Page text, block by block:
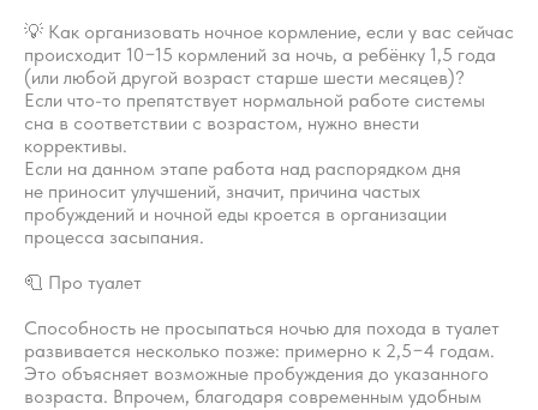
💡 Как организовать ночное кормление, если у вас сейчас
происходит 10−15 кормлений за ночь, а ребёнку 1,5 года
(или любой другой возраст старше шести месяцев)?
Если что-то препятствует нормальной работе системы
сна в соответствии с возрастом, нужно внести
коррективы.
Если на данном этапе работа над распорядком дня
не приносит улучшений, значит, причина частых
пробуждений и ночной еды кроется в организации
процесса засыпания.
🧻 Про туалет
Способность не просыпаться ночью для похода в туалет
развивается несколько позже: примерно к 2,5−4 годам.
Это объясняет возможные пробуждения до указанного
возраста. Впрочем, благодаря современным удобным
Научитесь
корректировать режим
дня самостоятельно
Как сформировать подходящий